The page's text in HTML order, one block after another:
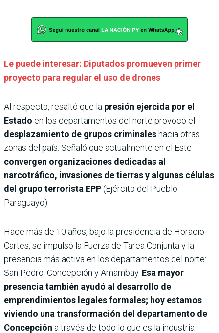
Le puede interesar: Diputados promueven primer
proyecto para regular el uso de drones
Al respecto, resaltó que la presión ejercida por el
Estado en los departamentos del norte provocó el
desplazamiento de grupos criminaleshacia otras
zonas del país. Señaló que actualmente en el Este
convergen organizaciones dedicadas al
narcotráfico, invasiones de tierras y algunas células
del grupo terrorista EPP(Ejército del Pueblo
Paraguayo).
Hace más de 10 años, bajo la presidencia de Horacio
Cartes, se impulsó la Fuerza de Tarea Conjunta y la
presencia más activa en los departamentos del norte:
San Pedro, Concepción y Amambay. Esa mayor
presencia también ayudó al desarrollo de
emprendimientos legales formales; hoy estamos
viviendo una transformación del departamento de
Concepción a través de todo lo que es la industria